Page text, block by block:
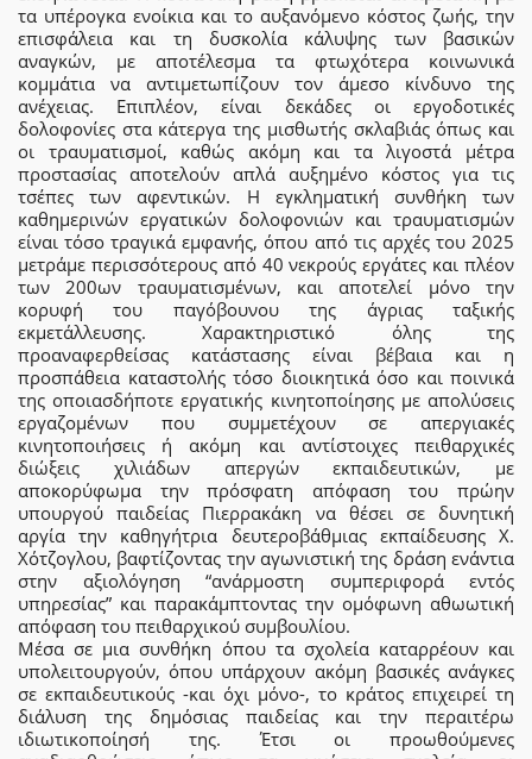
τα υπέρογκα ενοίκια και το αυξανόμενο κόστος ζωής, την
επισφάλεια και τη δυσκολία κάλυψης των βασικών
αναγκών, με αποτέλεσμα τα φτωχότερα κοινωνικά
κομμάτια να αντιμετωπίζουν τον άμεσο κίνδυνο της
ανέχειας. Επιπλέον, είναι δεκάδες οι εργοδοτικές
δολοφονίες στα κάτεργα της μισθωτής σκλαβιάς όπως και
οι τραυματισμοί, καθώς ακόμη και τα λιγοστά μέτρα
προστασίας αποτελούν απλά αυξημένο κόστος για τις
τσέπες των αφεντικών. Η εγκληματική συνθήκη των
καθημερινών εργατικών δολοφονιών και τραυματισμών
είναι τόσο τραγικά εμφανής, όπου από τις αρχές του 2025
μετράμε περισσότερους από 40 νεκρούς εργάτες και πλέον
των 200ων τραυματισμένων, και αποτελεί μόνο την
κορυφή του παγόβουνου της άγριας ταξικής
εκμετάλλευσης. Χαρακτηριστικό όλης της
προαναφερθείσας κατάστασης είναι βέβαια και η
προσπάθεια καταστολής τόσο διοικητικά όσο και ποινικά
της οποιασδήποτε εργατικής κινητοποίησης με απολύσεις
εργαζομένων που συμμετέχουν σε απεργιακές
κινητοποιήσεις ή ακόμη και αντίστοιχες πειθαρχικές
διώξεις χιλιάδων απεργών εκπαιδευτικών, με
αποκορύφωμα την πρόσφατη απόφαση του πρώην
υπουργού παιδείας Πιερρακάκη να θέσει σε δυνητική
αργία την καθηγήτρια δευτεροβάθμιας εκπαίδευσης Χ.
Χότζογλου, βαφτίζοντας την αγωνιστική της δράση ενάντια
στην αξιολόγηση “ανάρμοστη συμπεριφορά εντός
υπηρεσίας” και παρακάμπτοντας την ομόφωνη αθωωτική
απόφαση του πειθαρχικού συμβουλίου.
Μέσα σε μια συνθήκη όπου τα σχολεία καταρρέουν και
υπολειτουργούν, όπου υπάρχουν ακόμη βασικές ανάγκες
σε εκπαιδευτικούς -και όχι μόνο-, το κράτος επιχειρεί τη
διάλυση της δημόσιας παιδείας και την περαιτέρω
ιδιωτικοποίησή της. Έτσι οι προωθούμενες